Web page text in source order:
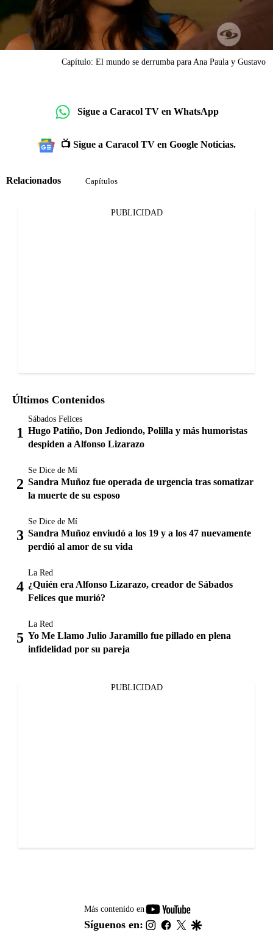
Capítulo: El mundo se derrumba para Ana Paula y Gustavo
Sigue a Caracol TV en WhatsApp
📺 Sigue a Caracol TV en Google Noticias.
Relacionados Capítulos
PUBLICIDAD
Últimos Contenidos
Sábados Felices
Hugo Patiño, Don Jediondo, Polilla y más humoristas
despiden a Alfonso Lizarazo
Se Dice de Mí
Sandra Muñoz fue operada de urgencia tras somatizar
la muerte de su esposo
Se Dice de Mí
Sandra Muñoz enviudó a los 19 y a los 47 nuevamente
perdió al amor de su vida
La Red
¿Quién era Alfonso Lizarazo, creador de Sábados
Felices que murió?
La Red
Yo Me Llamo Julio Jaramillo fue pillado en plena
infidelidad por su pareja
PUBLICIDAD
Más contenido en
youtube-
footer
Síguenos en: instagram
facebook
twitter